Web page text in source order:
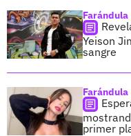
Farándula
Yeison
sangre
Farándula
primer